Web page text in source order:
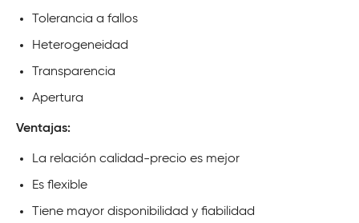
Tolerancia a fallos
Heterogeneidad
Transparencia
Apertura
Ventajas:
La relación calidad-precio es mejor
Es flexible
Tiene mayor disponibilidad y fiabilidad